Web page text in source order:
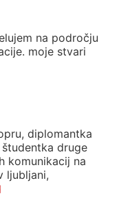
na področju
moje stvari
diplomantka
druge
komunikacij na
ljubljani,